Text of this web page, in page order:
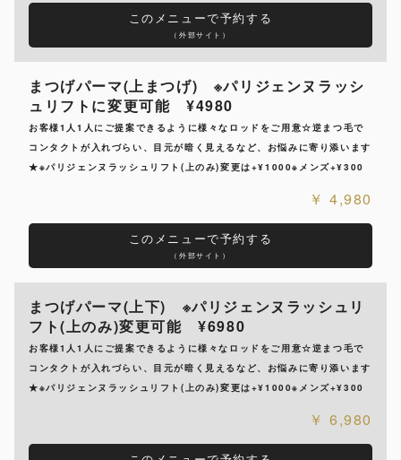
このメニューで予約する
（外部サイト）
まつげパーマ(上まつげ) ※パリジェンヌラッシ
ュリフトに変更可能 ¥4980
お客様1人1人にご提案できるように様々なロッドをご用意☆逆まつ毛で
コンタクトが入れづらい、目元が暗く見えるなど、お悩みに寄り添います
★※パリジェンヌラッシュリフト(上のみ)変更は+¥1000※メンズ+¥300
4,980
このメニューで予約する
（外部サイト）
まつげパーマ(上下) ※パリジェンヌラッシュリ
フト(上のみ)変更可能 ¥6980
お客様1人1人にご提案できるように様々なロッドをご用意☆逆まつ毛で
コンタクトが入れづらい、目元が暗く見えるなど、お悩みに寄り添います
★※パリジェンヌラッシュリフト(上のみ)変更は+¥1000※メンズ+¥300
6,980